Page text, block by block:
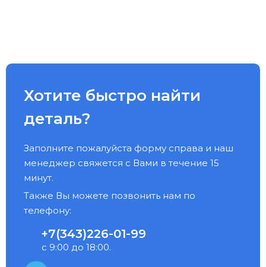
Хотите быстро найти
деталь?
Заполните пожалуйста форму справа и наш
менеджер свяжется с Вами в течение 15
минут.
Также Вы можете позвонить нам по
телефону:
+7(343)226-01-99
с 9:00 до 18:00.